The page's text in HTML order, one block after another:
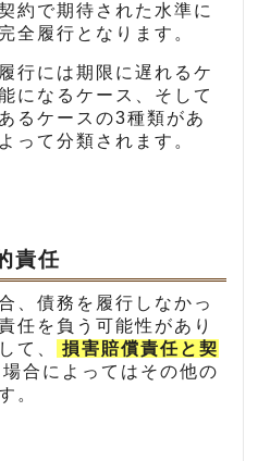
約で期待された水準に
全履行となります。
行には期限に遅れるケ
になるケース、そして
るケースの3種類があ
って分類されます。
責任
、債務を履行しなかっ
任を負う可能性があり
て、
損害賠償責任と契
合によってはその他の
。